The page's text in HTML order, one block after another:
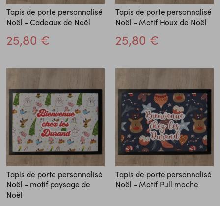
Tapis de porte personnalisé
Noël - Cadeaux de Noël
25,80 €
Tapis de porte personnalisé
Noël - Motif Houx de Noël
25,80 €
Tapis de porte personnalisé
Noël - motif paysage de
Noël
Tapis de porte personnalisé
Noël - Motif Pull moche